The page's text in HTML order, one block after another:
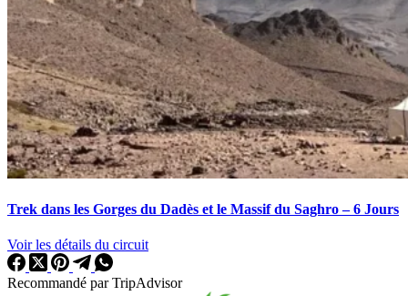
Trek dans les Gorges du Dadès et le Massif du Saghro – 6 Jours
Voir les détails du circuit
Recommandé par TripAdvisor